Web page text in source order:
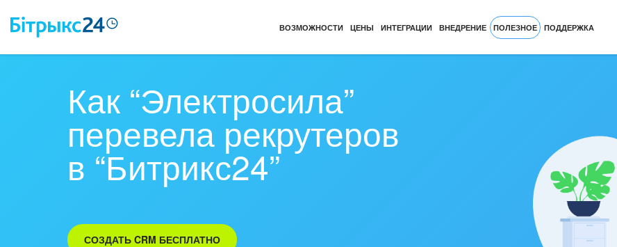
ВОЗМОЖНОСТИ ЦЕНЫ ИНТЕГРАЦИИ ВНЕДРЕНИЕ ПОЛЕЗНОЕ ПОДДЕРЖКА
Как “Электросила”
перевела рекрутеров
в “Битрикс24”
СОЗДАТЬ CRM БЕСПЛАТНО